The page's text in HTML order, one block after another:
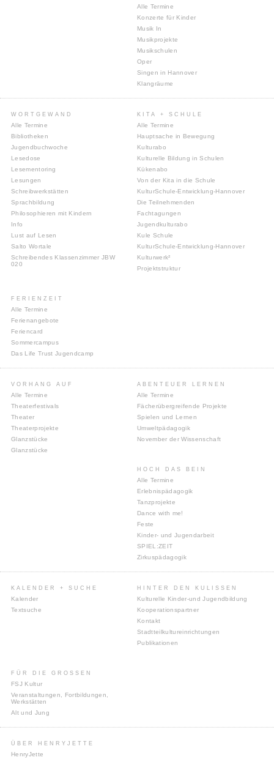
Alle Termine
Konzerte für Kinder
Musik In
Musikprojekte
Musikschulen
Oper
Singen in Hannover
Klangräume
WORTGEWAND
Alle Termine
Bibliotheken
Jugendbuchwoche
Lesedose
Lesementoring
Lesungen
Schreibwerkstätten
Sprachbildung
Philosophieren mit Kindern
Info
Lust auf Lesen
Salto Wortale
Schreibendes Klassenzimmer JBW
020
KITA + SCHULE
Alle Termine
Hauptsache in Bewegung
Kulturabo
Kulturelle Bildung in Schulen
Kükenabo
Von der Kita in die Schule
KulturSchule-Entwicklung-Hannover
Die Teilnehmenden
Fachtagungen
Jugendkulturabo
Kule Schule
KulturSchule-Entwicklung-Hannover
Kulturwerk²
Projektstruktur
FERIENZEIT
Alle Termine
Ferienangebote
Feriencard
Sommercampus
Das Life Trust Jugendcamp
VORHANG AUF
Alle Termine
Theaterfestivals
Theater
Theaterprojekte
Glanzstücke
Glanzstücke
ABENTEUER LERNEN
Alle Termine
Fächerübergreifende Projekte
Spielen und Lernen
Umweltpädagogik
November der Wissenschaft
HOCH DAS BEIN
Alle Termine
Erlebnispädagogik
Tanzprojekte
Dance with me!
Feste
Kinder- und Jugendarbeit
SPIEL:ZEIT
Zirkuspädagogik
KALENDER + SUCHE
Kalender
Textsuche
HINTER DEN KULISSEN
Kulturelle Kinder-und Jugendbildung
Kooperationspartner
Kontakt
Stadtteilkultureinrichtungen
Publikationen
FÜR DIE GROSSEN
FSJ Kultur
Veranstaltungen, Fortbildungen,
Werkstätten
Alt und Jung
ÜBER HENRYJETTE
HenryJette